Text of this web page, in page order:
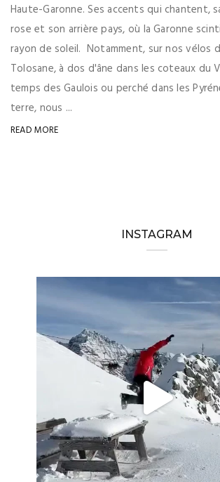
Haute-Garonne. Ses accents qui chantent,
rose et son arrière pays, où la Garonne
rayon de soleil. Notamment, sur nos vélos
Tolosane, à dos d'âne dans les coteaux du
temps des Gaulois ou perché dans les
terre, nous ...
READ MORE
INSTAGRAM